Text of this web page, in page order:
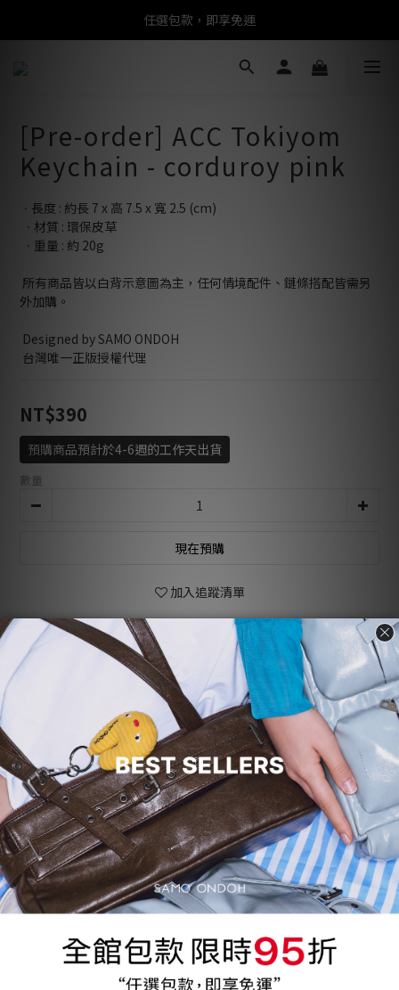
任選包款，即享免運
任選包款，即享免運
限時搶購！指定包款，單件$1200
[Pre-order] ACC Tokiyom
Keychain - corduroy pink
ㆍ長度 : 約長 7 x 高 7.5 x 寬 2.5 (cm)
ㆍ材質 : 環保皮草
ㆍ重量 : 約 20g
外加購。
Designed by SAMO ONDOH
台灣唯一正版授權代理
NT$390
預購商品預計於4-6週的工作天出貨
數量
現在預購
加入追蹤清單
商品描述 顧客評價
COMPANY